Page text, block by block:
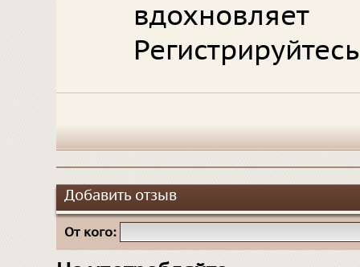
Добавить отзыв
От кого: